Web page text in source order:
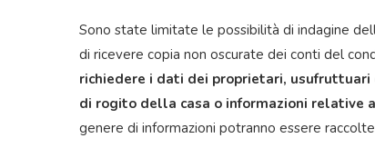
Sono state limitate le possibilità di indagine
di ricevere copia non oscurate dei conti del
richiedere i dati dei proprietari,
di rogito della casa o informazioni relative
genere di informazioni potranno essere